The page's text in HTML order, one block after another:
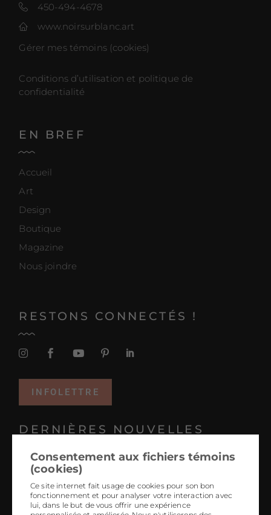
450-494-4678
www.noirsurblanc.art
Gérer mes témoins (cookies)
Conditions d’utilisation et politique de
confidentialité
EN BREF
Accueil
Art
Design
Boutique
Magazine
Nous joindre
RESTONS CONNECTÉS !
INFOLETTRE
DERNIÈRES NOUVELLES
Projets coup de coeur 2025
Tendances 2026 : le design hyper personnalisé
L’art-design ancré dans chaque région
Consentement aux fichiers témoins
(cookies)
Ce site internet fait usage de cookies pour son bon
fonctionnement et pour analyser votre interaction avec
lui, dans le but de vous offrir une expérience